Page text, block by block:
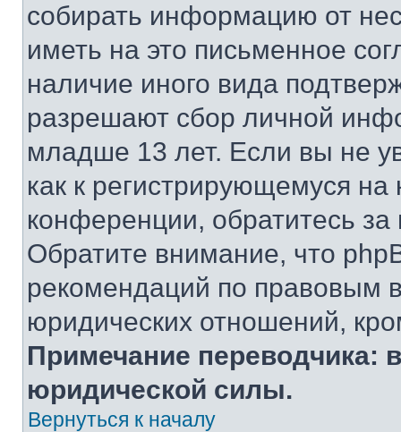
собирать информацию от
иметь на это письменное
наличие иного вида
разрешают сбор личной
младше 13 лет. Если вы не
как к регистрирующемуся
конференции, обратитесь
Обратите внимание, что
рекомендаций по правовым
юридических отношений,
Примечание переводчика:
юридической силы.
Вернуться к началу